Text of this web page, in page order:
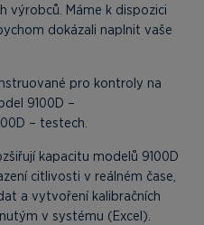
výrobců. Máme k dispozici
dokázali naplnit vaše
pro kontroly na
9100D –
– testech.
kapacitu modelů 9100D
citlivosti v reálném čase,
a vytvoření kalibračních
v systému (Excel).